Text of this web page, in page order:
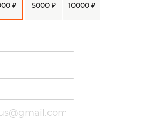
которой отведены:
столярная, слесарная
осуществляется под
есть возможность
и приобрести
₽ 5000 ₽ 10000 ₽